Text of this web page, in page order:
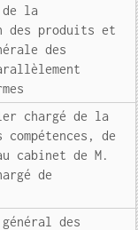
de la
des produits et
des
chargé de la
de
de M.
de
général des